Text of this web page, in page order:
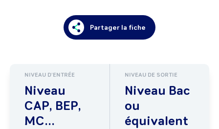
Partager la fiche
NIVEAU D'ENTRÉE
Niveau
CAP, BEP,
MC...
NIVEAU DE SORTIE
Niveau Bac
ou
équivalent